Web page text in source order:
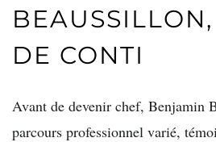
DE CONTI
Avant de devenir chef, Benjamin
parcours professionnel varié,